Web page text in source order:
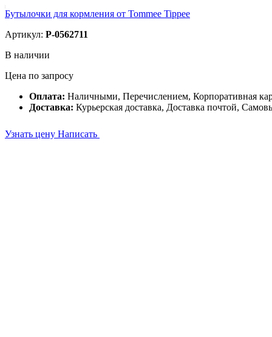
Бутылочки для кормления от Tommee Tippee
Артикул: P-0562711
В наличии
Цена по запросу
Оплата: Наличными, Перечислением, Корпоративная
Доставка: Курьерская доставка, Доставка почтой,
Узнать цену Написать